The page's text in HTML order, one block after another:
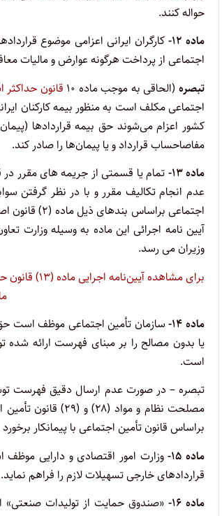
حواله کنند.
ماده ۱۲-
کارگران ایرانی اعزامی موضوع
اجتماعی از پرداخت هرگونه عوارض و مالیات
تبصره (الحاقی به موجب ماده ۱۰ قانون حداکثر
اجتماعی مکلف است به‌ منظور بیمه کارکنان
کشور اعزام می‌شوند حق بیمه قراردادها
مفاصاحساب قرارداد و یا پیمان‌ها را صادر کند.
ماده ۱۳-
تمام یا قسمتی از جریمه های مقرر در
عدم انجام تکالیف مقرر و با در نظر
آیین نامه اجرائی این ماده به وسیله وزارت
وزیران می رسد.
برای
ماده
ماده ۱۴-
سازمان تأمین اجتماعی موظف است حق
یا بدون مصالح را بر مبنای فهرست ارائه
است.
براساس قانون تأمین اجتماعی با پیمانکار
ماده ۱۵-
وزارت امور اقتصادی و دارایی موظف
قراردادهای خارجی تسهیلات لازم را فراهم نماید.
ماده ۱۶-
«صندوق حمایت از تولیدات